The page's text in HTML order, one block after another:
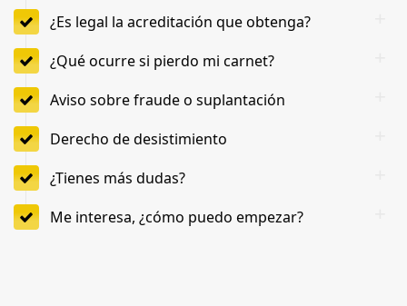
¿Es legal la acreditación que obtenga?
¿Qué ocurre si pierdo mi carnet?
Aviso sobre fraude o suplantación
Derecho de desistimiento
¿Tienes más dudas?
Me interesa, ¿cómo puedo empezar?